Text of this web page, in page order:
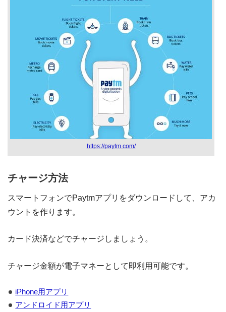
https://paytm.com/
チャージ方法
スマートフォンでPaytmアプリをダウンロードして、アカ
ウントを作ります。
カード決済などでチャージしましょう。
チャージ金額が電子マネーとして即利用可能です。
iPhone用アプリ
アンドロイド用アプリ